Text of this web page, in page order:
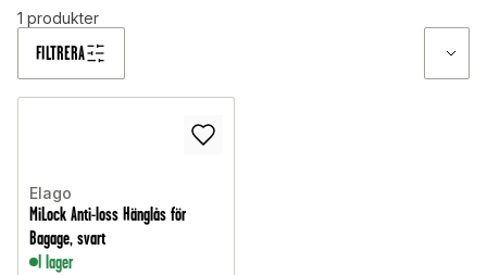
FILTRERA
1 produkter
Elago
MiLock Anti-loss Hänglås för
Bagage, svart
I lager